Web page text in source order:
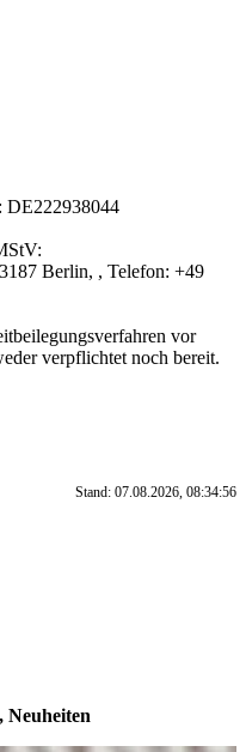
DE222938044
Berlin, , Telefon: +49
vor
verpflichtet noch bereit.
Stand: 07.08.2026, 08:34:56
Neuheiten